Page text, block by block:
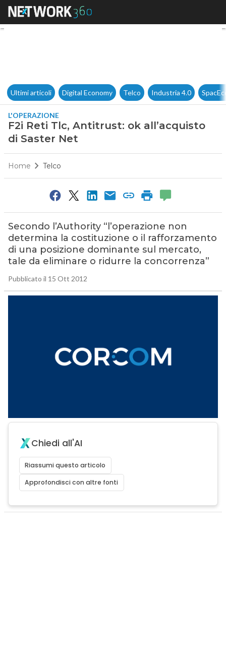
F2i Reti Tlc, Antitrust: ok
Ultimi articoli Digital Economy Telco Industria 4.0
L'OPERAZIONE
F2i Reti Tlc, Antitrust: ok all’acquisto
di Saster Net
Home Telco
Secondo l’Authority “l’operazione non
determina la costituzione o il rafforzamento
di una posizione dominante sul mercato,
tale da eliminare o ridurre la concorrenza”
Pubblicato il 15 Ott 2012
Chiedi all'AI
Riassumi questo articolo
Approfondisci con altre fonti